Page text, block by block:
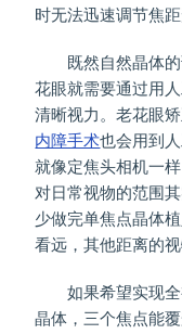
时无法迅速调节焦距
既然自然晶体的
花眼就需要通过用
清晰视力。老花眼
内障手术也会用到
就像定焦头相机一
对日常视物的范围
少做完单焦点晶体
看远，其他距离的
如果希望实现全
晶体，三个焦点能